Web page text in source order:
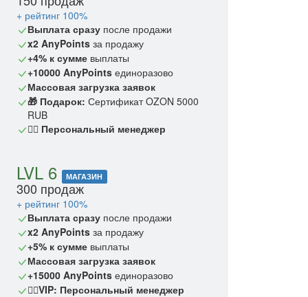
+ рейтинг 100%
Выплата сразу после продажи
x2 AnyPoints за продажу
+4% к сумме выплаты
+10000 AnyPoints единоразово
Массовая загрузка заявок
🎁 Подарок: Сертификат OZON 5000
RUB
🙎‍♂️ Персональный менеджер
LVL 6 МАГАЗИН
300 продаж
+ рейтинг 100%
Выплата сразу после продажи
x2 AnyPoints за продажу
+5% к сумме выплаты
Массовая загрузка заявок
+15000 AnyPoints единоразово
🙎‍♂️VIP: Персональный менеджер